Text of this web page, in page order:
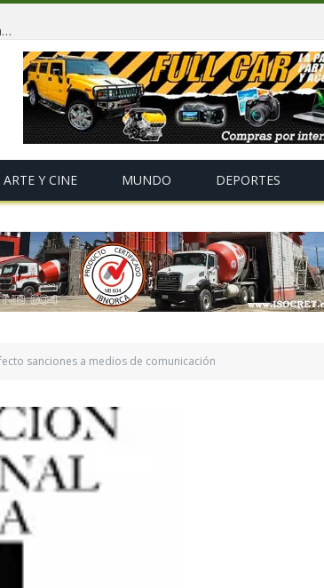
La campaña “Nuestras danzas son nuestra identidad” consolida la defensa del Gran Poder frente al plagio internacional
ARTE Y CINE MUNDO DEPORTES
sanciones a medios de comunicación